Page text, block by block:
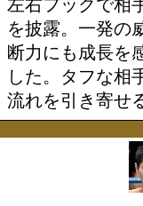
勝ち
投票